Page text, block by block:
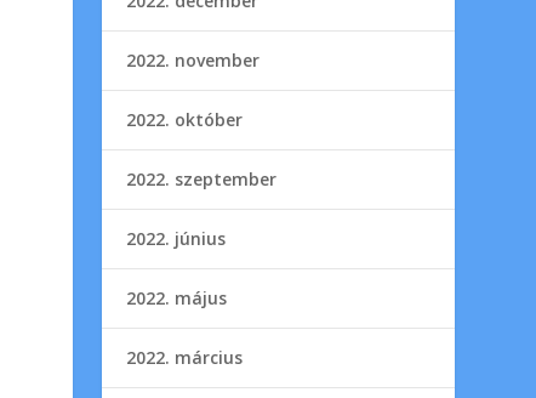
2022. november
2022. október
2022. szeptember
2022. június
2022. május
2022. március